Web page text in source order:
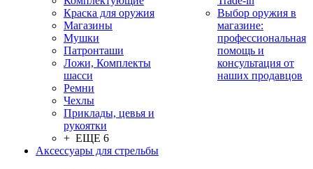
Краска для оружия
Магазины
Мушки
Патронташи
Ложи, Комплекты
шасси
Ремни
Чехлы
Приклады, цевья и
рукоятки
+ ЕЩЕ 6
Аксессуары для стрельбы
Выбор оружия в
магазине:
профессиональная
помощь и
консультация от
наших продавцов